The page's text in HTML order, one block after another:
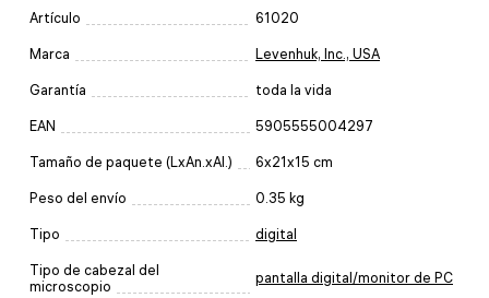
Artículo 61020
Marca Levenhuk, Inc., USA
Garantía toda la vida
EAN 5905555004297
Tamaño de paquete (LxAn.xAl.) 6x21x15 cm
Peso del envío 0.35 kg
Tipo digital
Tipo de cabezal del
microscopio
pantalla digital/monitor de PC